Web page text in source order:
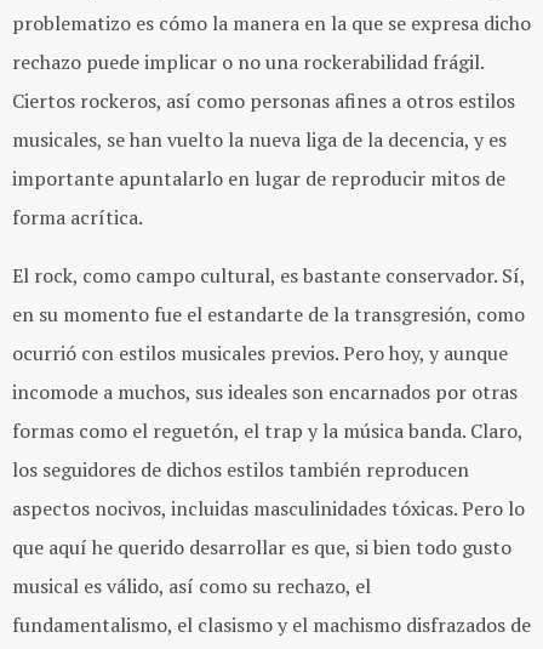
problematizo es cómo la manera en la que se expresa dicho
rechazo puede implicar o no una rockerabilidad frágil.
Ciertos rockeros, así como personas afines a otros estilos
musicales, se han vuelto la nueva liga de la decencia, y es
importante apuntalarlo en lugar de reproducir mitos de
forma acrítica.
El rock, como campo cultural, es bastante conservador. Sí,
en su momento fue el estandarte de la transgresión, como
ocurrió con estilos musicales previos. Pero hoy, y aunque
incomode a muchos, sus ideales son encarnados por otras
formas como el reguetón, el trap y la música banda. Claro,
los seguidores de dichos estilos también reproducen
aspectos nocivos, incluidas masculinidades tóxicas. Pero lo
que aquí he querido desarrollar es que, si bien todo gusto
musical es válido, así como su rechazo, el
fundamentalismo, el clasismo y el machismo disfrazados de